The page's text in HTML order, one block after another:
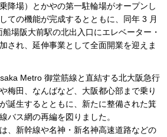
降場）とかやの第一駐輪場がオープンし
ての機能が完成するとともに、同年 3 月
場阪大前駅の北出入口にエレベーター・
され、延伸事業として全面開業を迎えま
Metro 御堂筋線と直結する北大阪急行
梅田、なんばなど、大阪都心部まで乗り
誕生するとともに、新たに整備された箕
バス網の再編を図りました。
、新幹線や名神・新名神高速道路などの